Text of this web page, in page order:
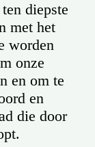
diepste
met het
worden
onze
en om te
en
die door